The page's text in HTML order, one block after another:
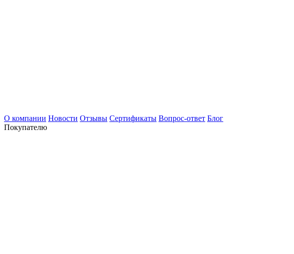
О компании Новости Отзывы Сертификаты Вопрос-ответ Блог
Покупателю